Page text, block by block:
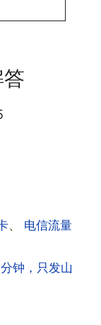
时一
的基
业厅
主页
如果未
是任意
的产品
事项;
动回
、 电信流量
钟，只发山